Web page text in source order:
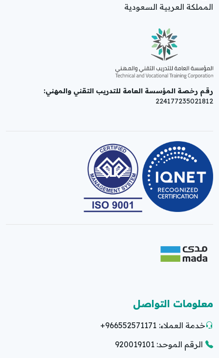
المملكة العربية السعودية
رقم رخصة المؤسسة العامة للتدريب التقني والمهني:
224177235021812
معلومات التواصل
خدمة العملاء: +966552571171
الرقم الموحد: 920019101